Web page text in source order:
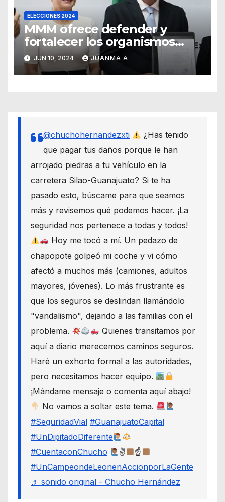
ELECCIONES 2024
MMM ofrece defender y
fortalecer los organismos
autónomos desde el Senado
JUN 10, 2024 JUANMA A
@chuchohernandezxti
¿Has tenido
que pagar tus daños porque le han
arrojado piedras a tu vehículo en la
carretera Silao-Guanajuato? Si te ha
pasado esto, búscame para que seamos
más y revisemos qué podemos hacer. ¡La
seguridad nos pertenece a todas y todos!
Hoy me tocó a mí. Un pedazo de
chapopote golpeó mi coche y vi cómo
afectó a muchos más (camiones, adultos
mayores, jóvenes). Lo más frustrante es
que los seguros se deslindan llamándolo
"vandalismo", dejando a las familias con el
problema.
Quienes transitamos por
aquí a diario merecemos caminos seguros.
Haré un exhorto formal a las autoridades,
pero necesitamos hacer equipo.
¡Mándame mensaje o comenta aquí abajo!
No vamos a soltar este tema.
#SeguridadVial #GuanajuatoCapital
#UnDipitadoDiferente
#CuentaconChucho
✌
☝
#UnCampeondeLeonenAccionporLaGente
♬ sonido original - Chucho Hernández